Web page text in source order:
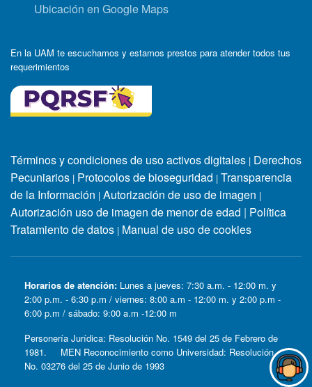
Ubicación en Google Maps
En la UAM te escuchamos y estamos prestos para atender todos tus
requerimientos
Términos y condiciones de uso activos digitales | Derechos
Pecuniarios | Protocolos de bioseguridad | Transparencia
de la Información | Autorización de uso de imagen |
Autorización uso de imagen de menor de edad | Política
Tratamiento de datos | Manual de uso de cookies
Horarios de atención: Lunes a jueves: 7:30 a.m. - 12:00 m. y
2:00 p.m. - 6:30 p.m / viernes: 8:00 a.m - 12:00 m. y 2:00 p.m -
6:00 p.m / sábado: 9:00 a.m -12:00 m
Personería Jurídica: Resolución No. 1549 del 25 de Febrero de
1981. MEN Reconocimiento como Universidad: Resolución
No. 03276 del 25 de Junio de 1993